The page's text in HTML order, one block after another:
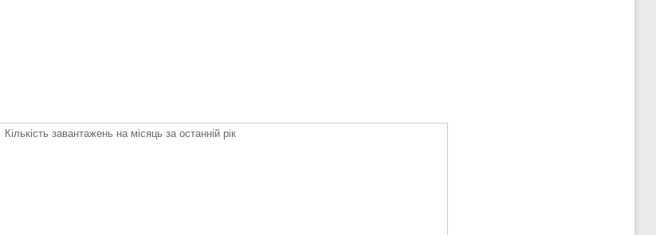
Кількість завантажень на місяць за останній рік